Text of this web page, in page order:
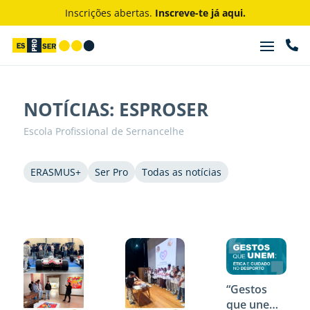
Inscrições abertas. Inscreve-te já aqui.

NOTÍCIAS: ESPROSER
Escola Profissional de Sernancelhe
ERASMUS+ Ser Pro Todas as notícias
Flowbotic
“Gestos
que unem: